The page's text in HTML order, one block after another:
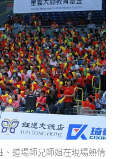
道場師兄師姐在現場熱情